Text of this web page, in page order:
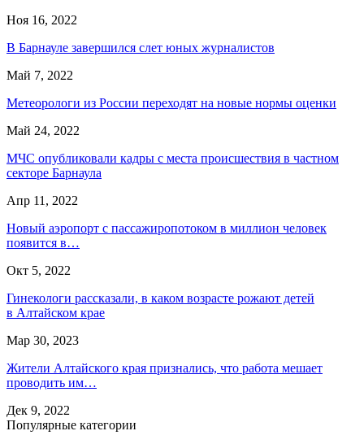
Ноя 16, 2022
В Барнауле завершился слет юных журналистов
Май 7, 2022
Метеорологи из России переходят на новые нормы оценки
Май 24, 2022
МЧС опубликовали кадры с места происшествия в частном
секторе Барнаула
Апр 11, 2022
Новый аэропорт с пассажиропотоком в миллион человек
появится в…
Окт 5, 2022
Гинекологи рассказали, в каком возрасте рожают детей
в Алтайском крае
Мар 30, 2023
Жители Алтайского края признались, что работа мешает
проводить им…
Дек 9, 2022
Популярные категории